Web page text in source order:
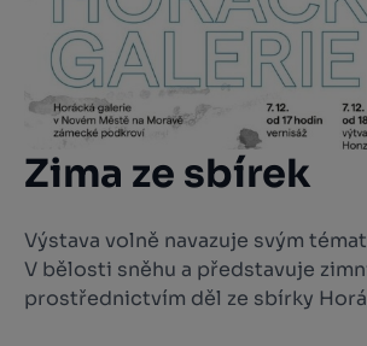
Zima ze sbírek
Výstava volně navazuje svým
V bělosti sněhu a představuje
prostřednictvím děl ze sbírky